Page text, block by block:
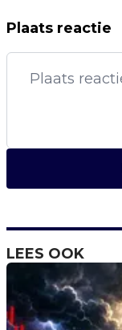
Plaats reactie
LEES OOK